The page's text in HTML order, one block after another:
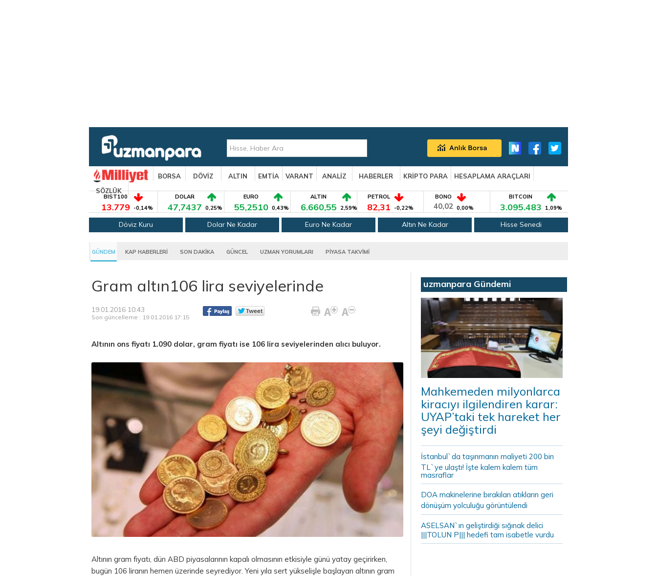
BORSA DÖVİZ ALTIN EMTİA VARANT ANALİZ HABERLER KRİPTO PARA
HESAPLAMA ARAÇLARI
SÖZLÜK
BIST100
13.779 -0,14%
DOLAR
47,7437 0,25%
EURO
55,2510 0,43%
ALTIN
6.660,55 2,59%
PETROL
82,31 -0,22%
BONO
40,02 0,00%
BITCOIN
3.095.483 1,09%
Döviz Kuru Dolar Ne Kadar Euro Ne Kadar Altın Ne Kadar Hisse Senedi
GÜNDEM KAP HABERLERİ SON DAKİKA GÜNCEL UZMAN YORUMLARI PİYASA TAKVİMİ
Gram altın106 lira seviyelerinde
19.01.2016 10:43
Son güncelleme : 19.01.2016 17:15
Altının ons fiyatı 1.090 dolar, gram fiyatı ise 106 lira seviyelerinden alıcı buluyor.
Altının gram fiyatı, dün ABD piyasalarının kapalı olmasının etkisiyle günü yatay geçirirken,
bugün 106 liranın hemen üzerinde seyrediyor. Yeni yıla sert yükselişle başlayan altının gram
uzmanpara Gündemi
Mahkemeden milyonlarca
kiracıyı ilgilendiren karar:
UYAP’taki tek hareket her
şeyi değiştirdi
İstanbul`da taşınmanın maliyeti 200 bin
TL`ye ulaştı! İşte kalem kalem tüm
masraflar
DOA makinelerine bırakılan atıkların geri
dönüşüm yolculuğu görüntülendi
ASELSAN`ın geliştirdiği sığınak delici
|||TOLUN P||| hedefi tam isabetle vurdu